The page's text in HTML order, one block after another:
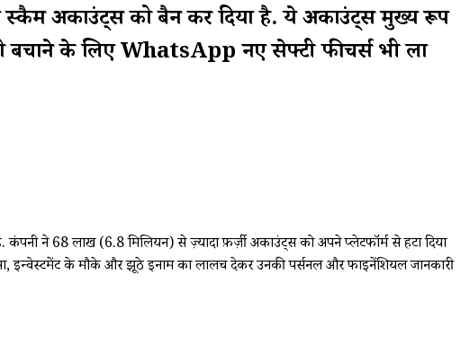
अकाउंट्स को बैन कर दिया है. ये अकाउंट्स मुख्य रूप
बचाने के लिए WhatsApp नए सेफ्टी फीचर्स भी ला
ने 68 लाख (6.8 मिलियन) से ज़्यादा फ़र्ज़ी अकाउंट्स को अपने प्लेटफॉर्म से हटा दिया
इन्वेस्टमेंट के मौके और झूठे इनाम का लालच देकर उनकी पर्सनल और फाइनेंशियल जानकारी